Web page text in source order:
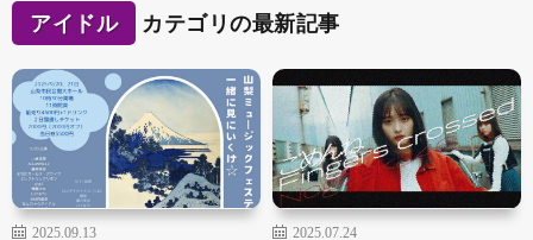
アイドル カテゴリの最新記事
2025.09.13 2025.07.24